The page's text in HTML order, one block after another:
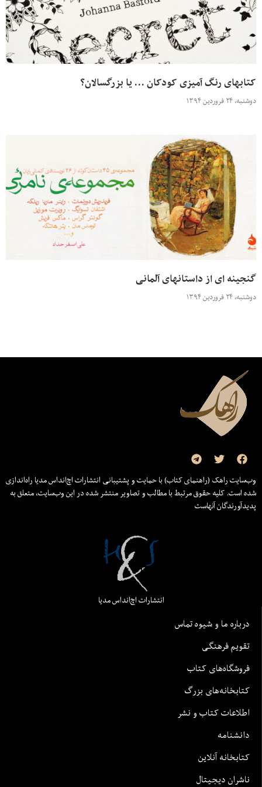
کتابهای رنگ آمیزی کودکان … یا بزرگسالان؟
دوشنبه، ۲۴ فروردین ۱۳۹۴
گنجینه ای از داستانهای آلمانی
دوشنبه، ۲۴ فروردین ۱۳۹۴
وب‌سایت راهک (راهنمای کتاب) با حمایت و پشتیبانی انتشارات اچ‌اند‌اس مدیا راه‌اندازی
شده است. کلیه حقوق مرتبط با مطالب و تصاویر منتشر شده در این وب‌سایت، متعلق به
پدیدآورندگان آنهاست
انتشارات اچ‌اند‌اس مدیا
درباره ما و شیوه تماس
تقویم فرهنگی
فروشگاه‌های کتاب
کتابخانه‌های بزرگ
اطلاعات کتاب و نشر
دانشنامه
کتابخانه آنلاین
ناشران دیجیتال